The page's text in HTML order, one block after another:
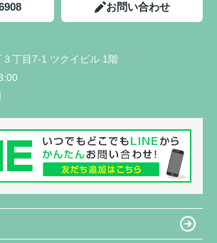
お問い合わせ
丁目7-1 ツクイビル 1階